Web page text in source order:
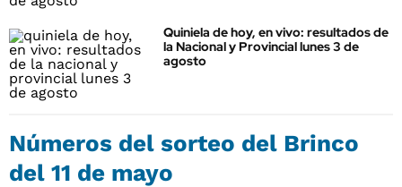
Quiniela de hoy, en vivo: resultados de
la Nacional y Provincial lunes 3 de
agosto
Números del sorteo del Brinco
del 11 de mayo